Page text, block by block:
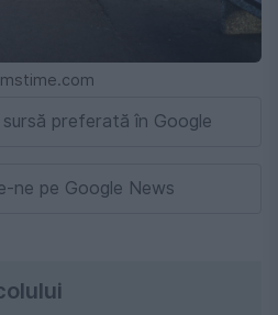
preferată în Google
ne pe Google News